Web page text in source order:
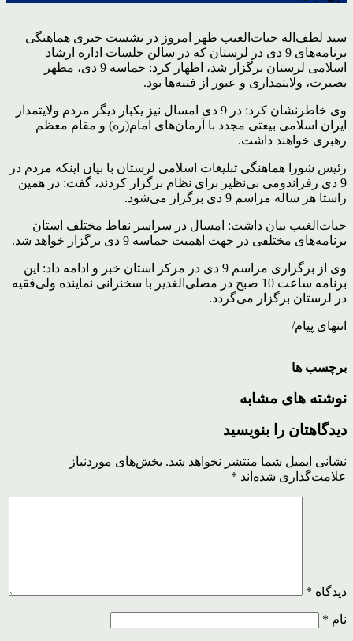
سید لطف‌اله حیات‌الغیب ظهر امروز در نشست خبری هماهنگی
برنامه‌های 9 دی در لرستان که در سالن جلسات اداره ارشاد
اسلامی لرستان برگزار شد، اظهار کرد: حماسه 9 دی، مظهر
بصیرت‌، ولایتمداری و عبور از فتنه‌ها بود.
وی خاطرنشان کرد: در 9 دی امسال نیز یکبار دیگر مردم ولایتمدار
ایران اسلامی بیعتی مجدد با آرمان‌های امام(ره) و مقام معظم
رهبری خواهند داشت.
رئیس شورا هماهنگی تبلیغات اسلامی لرستان با بیان اینکه مردم در
9 دی رفراندومی بی‌نظیر برای نظام برگزار کردند، گفت: در همین
راستا هر ساله مراسم 9 دی برگزار می‌شود.
حیات‌الغیب بیان داشت: امسال در سراسر نقاط مختلف استان
برنامه‌های مختلفی در جهت اهمیت حماسه 9 دی برگزار خواهد شد.
وی از برگزاری مراسم 9 دی در مرکز استان خبر و ادامه داد: این
برنامه ساعت 10 صبح در مصلی‌الغدیر با سخنرانی نماینده ولی‌فقیه
در لرستان برگزار می‌گردد.
انتهای پیام/
برچسب ها
نوشته های مشابه
دیدگاهتان را بنویسید
نشانی ایمیل شما منتشر نخواهد شد. بخش‌های موردنیاز
علامت‌گذاری شده‌اند *
دیدگاه *
نام *